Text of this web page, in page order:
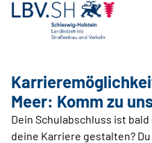
Meer: Komm zu
Dein Schulabschluss ist
deine Karriere gestalten?